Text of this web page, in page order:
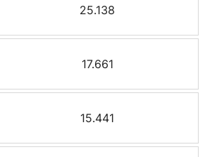
25.138
17.661
15.441